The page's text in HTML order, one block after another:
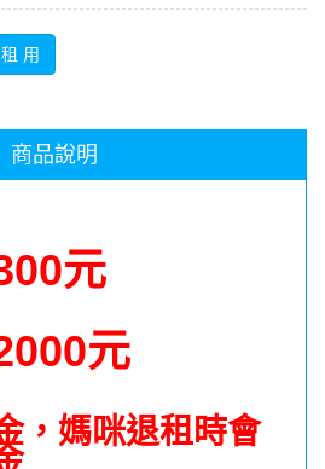
商品說明
元
元
，媽咪退租時會